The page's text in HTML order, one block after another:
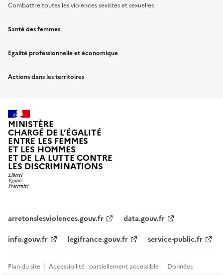
Combattre toutes les violences sexistes et sexuelles
Santé des femmes
Egalité professionnelle et économique
Actions dans les territoires
MINISTÈRE
CHARGÉ DE L’ÉGALITÉ
ENTRE LES FEMMES
ET LES HOMMES
ET DE LA LUTTE CONTRE
LES DISCRIMINATIONS
arretonslesviolences.gouv.fr
data.gouv.fr
info.gouv.fr
legifrance.gouv.fr service-public.fr
Plan du site Accessibilité : partiellement accessible Données